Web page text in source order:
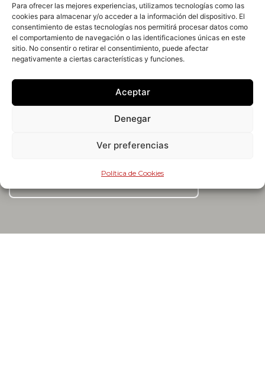
Para ofrecer las mejores experiencias, utilizamos tecnologías como las
cookies para almacenar y/o acceder a la información del dispositivo. El
consentimiento de estas tecnologías nos permitirá procesar datos como
el comportamiento de navegación o las identificaciones únicas en este
sitio. No consentir o retirar el consentimiento, puede afectar
negativamente a ciertas características y funciones.
Aceptar
Denegar
Ver preferencias
Política de Cookies
¿QUIERES ESTAR AL
DÍA DE NUESTRAS
ÚLTIMAS
NOVEDADES?
Te invitamos a suscribirte a nuestra newsletter para
consejos e inspiración… ¡Entérate antes que nadie!